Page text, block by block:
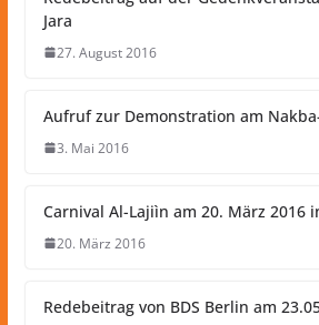
Jara
27. August 2016
Aufruf zur Demonstration am
3. Mai 2016
Carnival Al-Lajiìn am 20. März 2016
20. März 2016
Redebeitrag von BDS Berlin am